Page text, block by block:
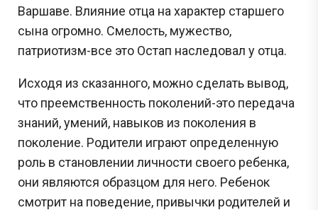
Варшаве. Влияние отца на характер старшего
сына огромно. Смелость, мужество,
патриотизм-все это Остап наследовал у отца.
Исходя из сказанного, можно сделать вывод,
что преемственность поколений-это передача
знаний, умений, навыков из поколения в
поколение. Родители играют определенную
роль в становлении личности своего ребенка,
они являются образцом для него. Ребенок
смотрит на поведение, привычки родителей и